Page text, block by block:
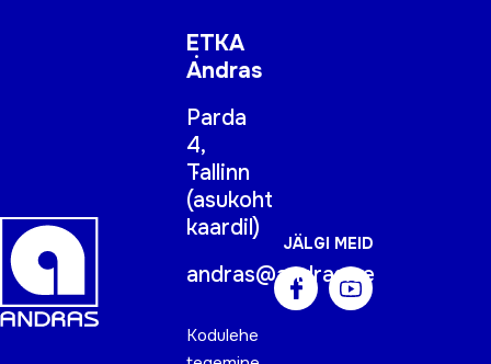
ETKA
Andras
Parda
4,
Tallinn
(asukoht
kaardil)
andras@andras.ee
Kodulehe
JÄLGI MEID